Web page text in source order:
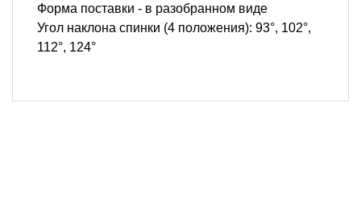
Форма поставки - в разобранном виде
Угол наклона спинки (4 положения): 93°, 102°,
112°, 124°